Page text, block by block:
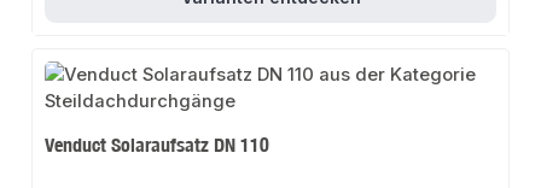
Venduct Solaraufsatz DN 110